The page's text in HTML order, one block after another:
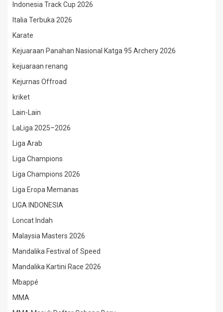
Indonesia Track Cup 2026
Italia Terbuka 2026
Karate
Kejuaraan Panahan Nasional Katga 95 Archery 2026
kejuaraan renang
Kejurnas Offroad
kriket
Lain-Lain
LaLiga 2025–2026
Liga Arab
Liga Champions
Liga Champions 2026
Liga Eropa Memanas
LIGA INDONESIA
Loncat Indah
Malaysia Masters 2026
Mandalika Festival of Speed
Mandalika Kartini Race 2026
Mbappé
MMA